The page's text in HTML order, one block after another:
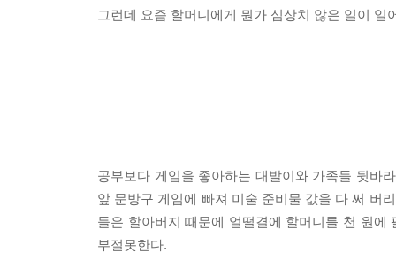
그런데 요즘 할머니에게 뭔가 심상치 않은 일이 일
공부보다 게임을 좋아하는 대발이와 가족들 뒷바
앞 문방구 게임에 빠져 미술 준비물 값을 다 써 버
들은 할아버지 때문에 얼떨결에 할머니를 천 원
부절못한다.